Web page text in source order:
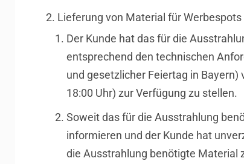
Lieferung von Material für
Der Kunde hat das für die
entsprechend den technischen
und gesetzlicher Feiertag in
18:00 Uhr) zur Verfügung zu stellen.
Soweit das für die Ausstrahlung
informieren und der Kunde hat
die Ausstrahlung benötigte Material